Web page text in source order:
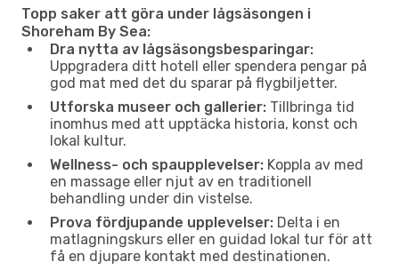
Topp saker att göra under lågsäsongen i
Shoreham By Sea:
Dra nytta av lågsäsongsbesparingar:
Uppgradera ditt hotell eller spendera pengar på
god mat med det du sparar på flygbiljetter.
Utforska museer och gallerier: Tillbringa tid
inomhus med att upptäcka historia, konst och
lokal kultur.
Wellness- och spaupplevelser: Koppla av med
en massage eller njut av en traditionell
behandling under din vistelse.
Prova fördjupande upplevelser: Delta i en
matlagningskurs eller en guidad lokal tur för att
få en djupare kontakt med destinationen.